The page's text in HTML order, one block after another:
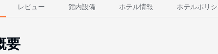
レビュー 館内設備 ホテル情報 ホテルポリ
要